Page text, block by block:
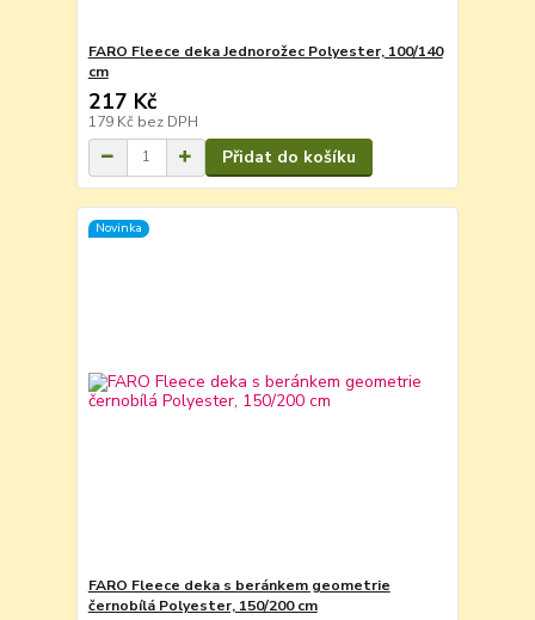
FARO Fleece deka Jednorožec Polyester, 100/140
cm
217 Kč
179 Kč bez DPH
Přidat do košíku
Novinka
FARO Fleece deka s beránkem geometrie
černobílá Polyester, 150/200 cm